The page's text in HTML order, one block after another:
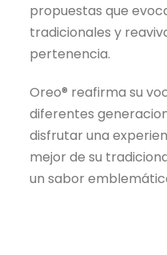
propuestas que
tradicionales y
pertenencia.
Oreo® reafirma su
diferentes
disfrutar una
mejor de su
un sabor